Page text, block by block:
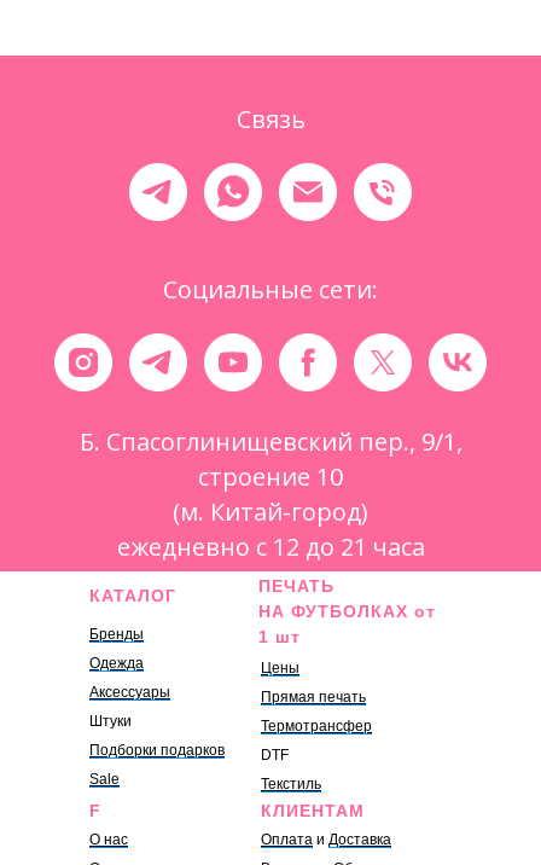
Связь
Социальные сети:
Б. Спасоглинищевский пер., 9/1,
строение 10
(м. Китай-город)
ежедневно с 12 до 21 часа
КАТАЛОГ
Бренды
Одежда
Аксессуары
Штуки
Подборки подарков
Sale
ПЕЧАТЬ
НА ФУТБОЛКАХ от
1 шт
Цены
Прямая печать
Термотрансфер
DTF
Текстиль
F
О нас
КЛИЕНТАМ
Оплата и Доставка